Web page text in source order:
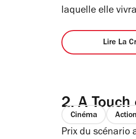
laquelle elle
Lire La
2. A Touch
Cinéma
Prix du scénario